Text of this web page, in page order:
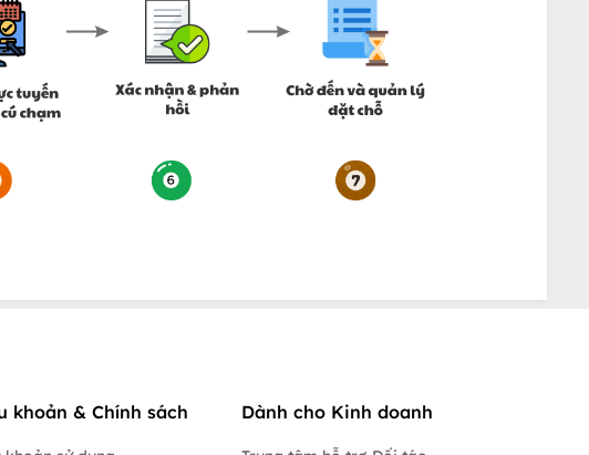
khoản & Chính sách Dành cho Kinh doanh